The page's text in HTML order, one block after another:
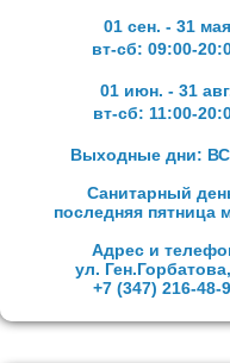
01 сен. - 31 мая
вт-сб: 09:00-
01 июн. - 31
вт-сб: 11:00-
Выходные дни:
Санитарный
последняя пятница
Адрес и
ул.
+7 (347) 216-48-